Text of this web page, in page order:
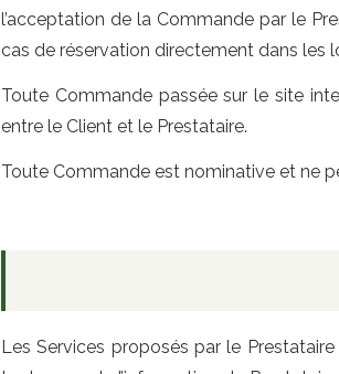
l’acceptation de la Commande par le
cas de réservation directement dans les
Toute Commande passée sur le site
entre le Client et le Prestataire.
Toute Commande est nominative et ne
Les Services proposés par le